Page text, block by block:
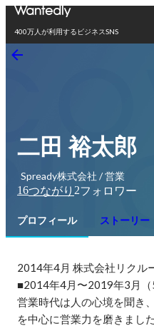
400万人が利用するビジネスSNS
二田 裕太郎
Spready株式会社 / 営業
16つながり 2フォロワー
プロフィール ストーリー
2014年4月 株式会社リクル
■2014年4月〜2019年3月
営業時代は人の心境を聞き
を中心に営業力を磨きました